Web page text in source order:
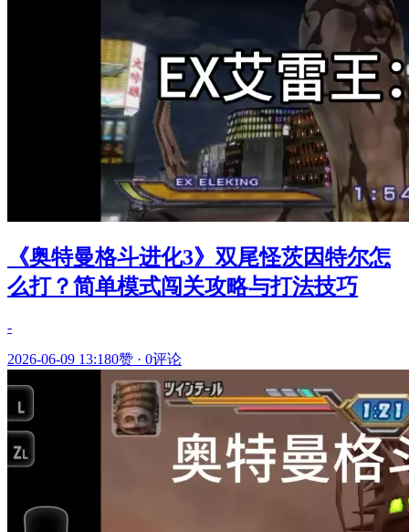
《奥特曼格斗进化3》双尾怪茨因特尔怎
么打？简单模式闯关攻略与打法技巧
-
2026-06-09 13:180赞 · 0评论